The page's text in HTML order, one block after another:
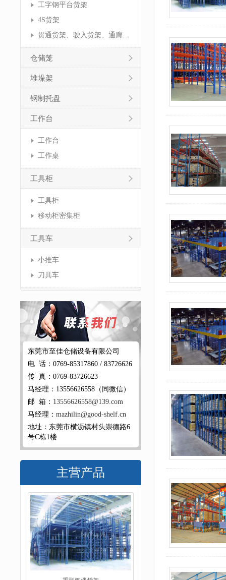
工字钢平台货架
4S货架
贯通货架、驶入货架、通廊货架
仓储笼
堆垛架
钢制托盘
工作台
工作台
工作桌
工具柜
工具柜
移动柜密集柜
工具车
小推车
刀具车
东莞市至佳仓储设备有限公司
电 话：0769-85317860 / 83726626
传 真：0769-83726623
马经理：13556626558（同微信）
邮 箱： 13556626558@139.com
马经理： mazhilin@good-shelf.cn
地址：东莞市横沥镇村头崇德路6
号C栋1楼
主营产品
重型阁楼货架